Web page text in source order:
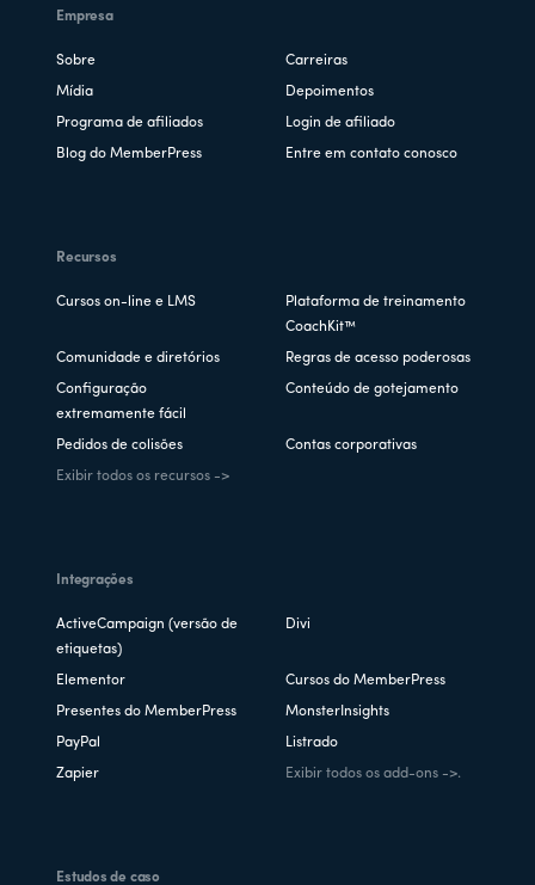
Empresa
Sobre Carreiras
Mídia Depoimentos
Programa de afiliados Login de afiliado
Blog do MemberPress Entre em contato conosco
Recursos
Cursos on-line e LMS
Plataforma de treinamento
CoachKit™
Comunidade e diretórios Regras de acesso poderosas
Configuração
extremamente fácil
Conteúdo de gotejamento
Pedidos de colisões Contas corporativas
Exibir todos os recursos ->
Integrações
ActiveCampaign (versão de
etiquetas)
Divi
Elementor Cursos do MemberPress
Presentes do MemberPress MonsterInsights
PayPal Listrado
Zapier Exibir todos os add-ons ->.
Estudos de caso